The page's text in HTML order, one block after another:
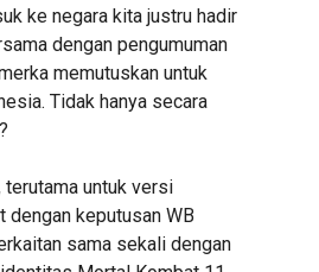
ke negara kita justru hadir
dengan pengumuman
memutuskan untuk
Tidak hanya secara
untuk versi
dengan keputusan WB
sama sekali dengan